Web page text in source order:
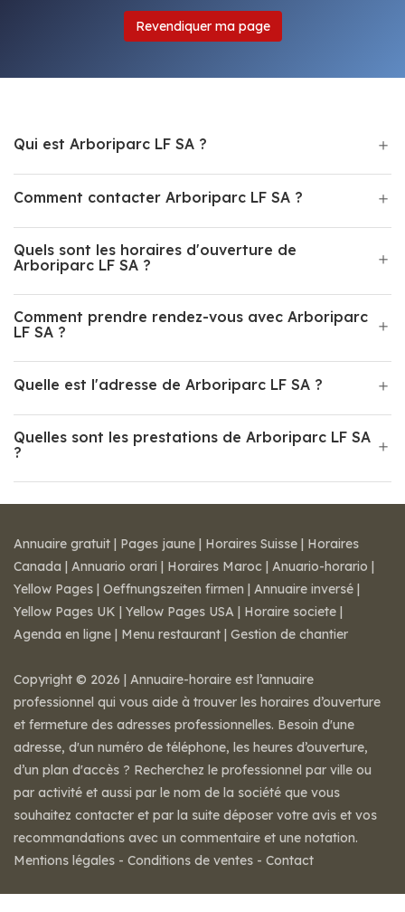
Revendiquer ma page
Qui est Arboriparc LF SA ?
Comment contacter Arboriparc LF SA ?
Quels sont les horaires d'ouverture de
Arboriparc LF SA ?
Comment prendre rendez-vous avec Arboriparc
LF SA ?
Quelle est l'adresse de Arboriparc LF SA ?
Quelles sont les prestations de Arboriparc LF SA
?
Annuaire gratuit | Pages jaune | Horaires Suisse | Horaires
Canada | Annuario orari | Horaires Maroc | Anuario-horario |
Yellow Pages | Oeffnungszeiten firmen | Annuaire inversé |
Yellow Pages UK | Yellow Pages USA | Horaire societe |
Agenda en ligne | Menu restaurant | Gestion de chantier
Copyright © 2026 | Annuaire-horaire est l’annuaire
professionnel qui vous aide à trouver les horaires d’ouverture
et fermeture des adresses professionnelles. Besoin d'une
adresse, d'un numéro de téléphone, les heures d’ouverture,
d’un plan d'accès ? Recherchez le professionnel par ville ou
par activité et aussi par le nom de la société que vous
souhaitez contacter et par la suite déposer votre avis et vos
recommandations avec un commentaire et une notation.
Mentions légales - Conditions de ventes - Contact